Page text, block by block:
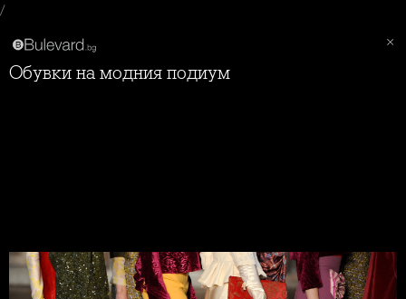
/
Обувки на модния подиум